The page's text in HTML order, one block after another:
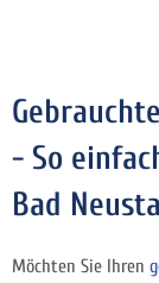
- So
Bad
Möchten Sie Ihren